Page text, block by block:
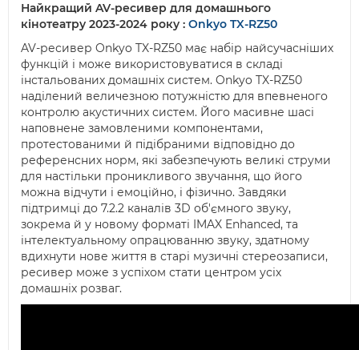
Найкращий AV-ресивер для домашнього
кінотеатру 2023-2024 року : Onkyo TX-RZ50
AV-ресивер Onkyo TX-RZ50 має набір найсучасніших
функцій і може використовуватися в складі
інстальованих домашніх систем. Onkyo TX-RZ50
наділений величезною потужністю для впевненого
контролю акустичних систем. Його масивне шасі
наповнене замовленими компонентами,
протестованими й підібраними відповідно до
референсних норм, які забезпечують великі струми
для настільки проникливого звучання, що його
можна відчути і емоційно, і фізично. Завдяки
підтримці до 7.2.2 каналів 3D об'ємного звуку,
зокрема й у новому форматі IMAX Enhanced, та
інтелектуальному опрацюванню звуку, здатному
вдихнути нове життя в старі музичні стереозаписи,
ресивер може з успіхом стати центром усіх
домашніх розваг.